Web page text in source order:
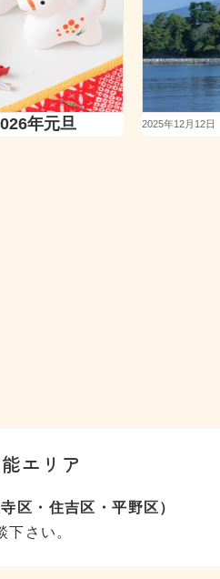
年元旦 2025年12月12日
エリア
区・住吉区・平野区）
下さい。